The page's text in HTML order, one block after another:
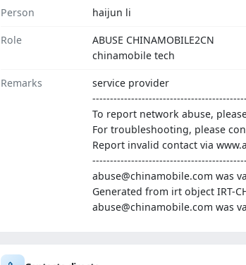
Person haijun li
Role
ABUSE CHINAMOBILE2CN
chinamobile tech
Remarks
service provider
To report network abuse,
For troubleshooting, please
Report invalid contact via
abuse@chinamobile.com was
Generated from irt object IRT-
abuse@chinamobile.com was